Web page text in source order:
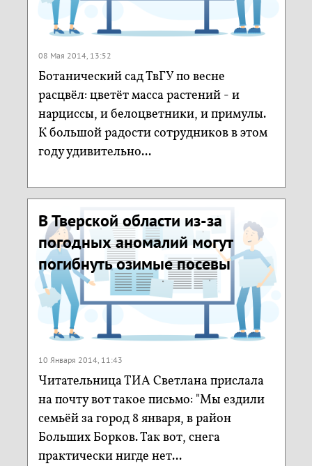
08 Мая 2014, 13:52
Ботанический сад ТвГУ по весне
расцвёл: цветёт масса растений - и
нарциссы, и белоцветники, и примулы.
К большой радости сотрудников в этом
году удивительно...
В Тверской области из-за
погодных аномалий могут
погибнуть озимые посевы
10 Января 2014, 11:43
Читательница ТИА Светлана прислала
на почту вот такое письмо: "Мы ездили
семьёй за город 8 января, в район
Больших Борков. Так вот, снега
практически нигде нет...